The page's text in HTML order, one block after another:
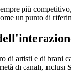
più
un punto di
di artisti e di brani
di canali, inclusi